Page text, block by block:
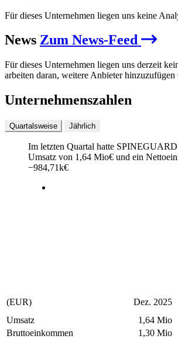
Für dieses Unternehmen liegen uns keine
News Zum News-Feed
Für dieses Unternehmen liegen uns derzeit
arbeiten daran, weitere Anbieter hinzuzufügen
Unternehmenszahlen
Quartalsweise Jährlich
Im letzten Quartal hatte
Umsatz von 1,64 Mio€ und ein
−984,71k€
(EUR) Dez. 2025
Umsatz
1,64 Mio
Bruttoeinkommen
1,30 Mio